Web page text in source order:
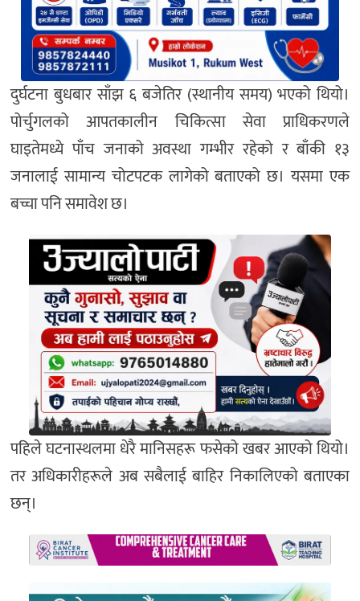
दुर्घटना बुधबार साँझ ६ बजेतिर (स्थानीय समय) भएको थियो।
पोर्चुगलको आपतकालीन चिकित्सा सेवा प्राधिकरणले
घाइतेमध्ये पाँच जनाको अवस्था गम्भीर रहेको र बाँकी १३
जनालाई सामान्य चोटपटक लागेको बताएको छ। यसमा एक
बच्चा पनि समावेश छ।
पहिले घटनास्थलमा धेरै मानिसहरू फसेको खबर आएको थियो।
तर अधिकारीहरूले अब सबैलाई बाहिर निकालिएको बताएका
छन्।